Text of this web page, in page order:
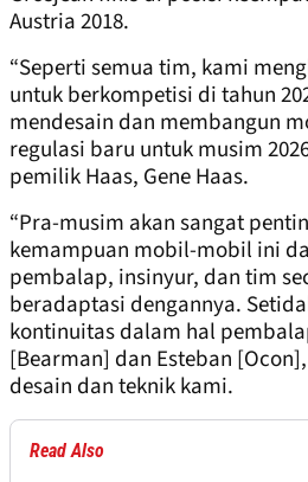
Austria 2018.
“Seperti semua tim, kami
untuk berkompetisi di tahun
mendesain dan membangun
regulasi baru untuk musim
pemilik Haas, Gene Haas.
“Pra-musim akan sangat
kemampuan mobil-mobil ini
pembalap, insinyur, dan tim
beradaptasi dengannya.
kontinuitas dalam hal
[Bearman] dan Esteban
desain dan teknik kami.
Read Also